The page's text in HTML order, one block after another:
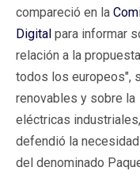
compareció en la
Digital para informar
relación a la
todos los europeos",
renovables y sobre
eléctricas
defendió la
del denominado